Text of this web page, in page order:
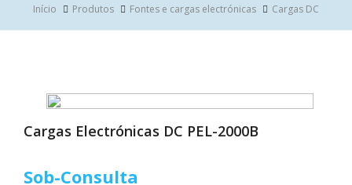
Início Produtos Fontes e cargas electrónicas Cargas DC
Cargas Electrónicas DC PEL-2000B
Sob-Consulta